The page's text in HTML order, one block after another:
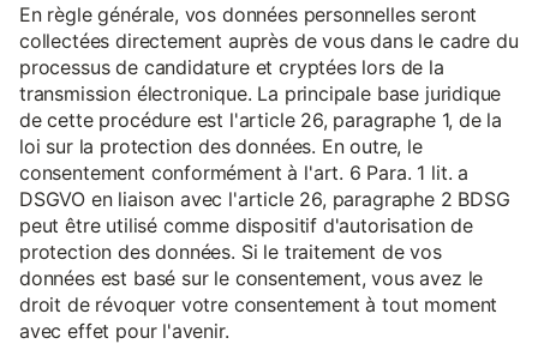
En règle générale, vos données personnelles seront
collectées directement auprès de vous dans le cadre du
processus de candidature et cryptées lors de la
transmission électronique. La principale base juridique
de cette procédure est l'article 26, paragraphe 1, de la
loi sur la protection des données. En outre, le
consentement conformément à l'art. 6 Para. 1 lit. a
DSGVO en liaison avec l'article 26, paragraphe 2 BDSG
peut être utilisé comme dispositif d'autorisation de
protection des données. Si le traitement de vos
données est basé sur le consentement, vous avez le
droit de révoquer votre consentement à tout moment
avec effet pour l'avenir.